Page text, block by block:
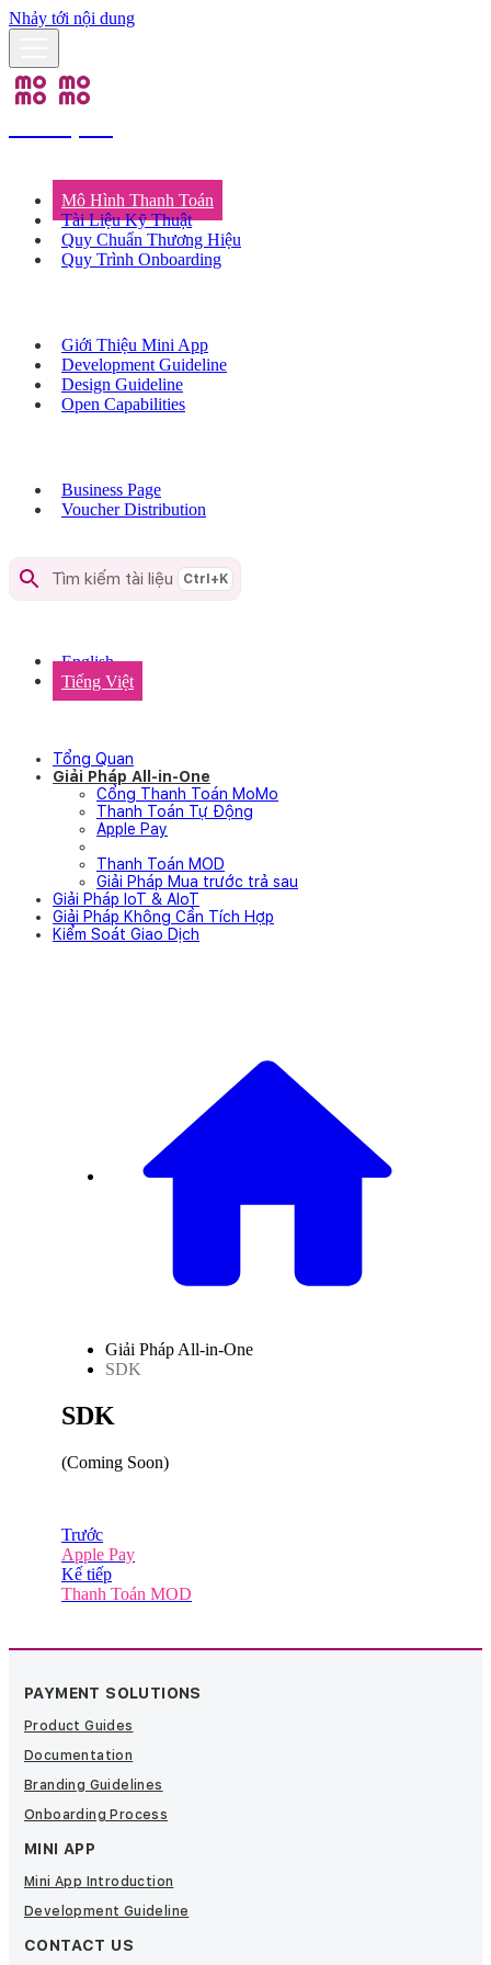
Nhảy tới nội dung
Mô Hình Thanh Toán
Tài Liệu Kỹ Thuật
Quy Chuẩn Thương Hiệu
Quy Trình Onboarding
Giới Thiệu Mini App
Development Guideline
Design Guideline
Open Capabilities
Business Page
Voucher Distribution
Tìm kiếm tài liệu Ctrl+ K
English
Tiếng Việt
Tổng Quan
Giải Pháp All-in-One
Cổng Thanh Toán MoMo
Thanh Toán Tự Động
Apple Pay
Thanh Toán MOD
Giải Pháp Mua trước trả sau
Giải Pháp IoT & AIoT
Giải Pháp Không Cần Tích Hợp
Kiểm Soát Giao Dịch
Giải Pháp All-in-One
SDK
SDK
(Coming Soon)
Trước
Apple Pay
Kế tiếp
Thanh Toán MOD
PAYMENT SOLUTIONS
Product Guides
Documentation
Branding Guidelines
Onboarding Process
MINI APP
Mini App Introduction
Development Guideline
CONTACT US